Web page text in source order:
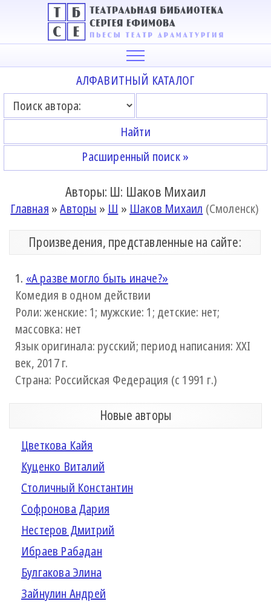
АЛФАВИТНЫЙ КАТАЛОГ
Расширенный поиск »
Авторы: Ш: Шаков Михаил
Главная »Авторы » Ш » Шаков Михаил (Смоленск)
Произведения, представленные на сайте:
1. «А разве могло быть иначе?»
Комедия в одном действии
Роли: женские: 1; мужские: 1; детские: нет;
массовка: нет
Язык оригинала: русский; период написания: XXI
век, 2017 г.
Страна: Российская Федерация (с 1991 г.)
Новые авторы
Цветкова Кайя
Куценко Виталий
Столичный Константин
Софронова Дария
Нестеров Дмитрий
Ибраев Рабадан
Булгакова Элина
Зайнулин Андрей